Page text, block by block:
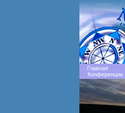
Главная
Конференции